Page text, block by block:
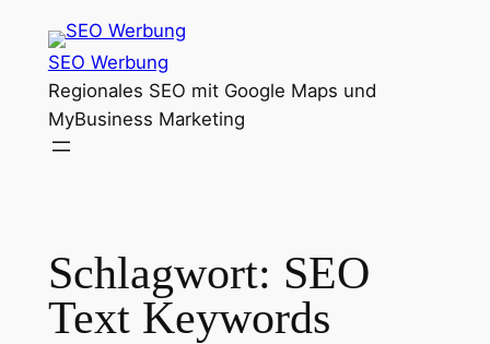
Inhalt
springen
SEO Werbung
Regionales SEO mit Google Maps und
MyBusiness Marketing
Schlagwort: SEO
Text Keywords